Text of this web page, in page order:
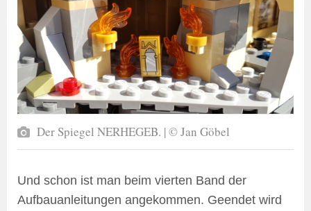
Der Spiegel NERHEGEB. | © Jan Göbel
Und schon ist man beim vierten Band der
Aufbauanleitungen angekommen. Geendet wird